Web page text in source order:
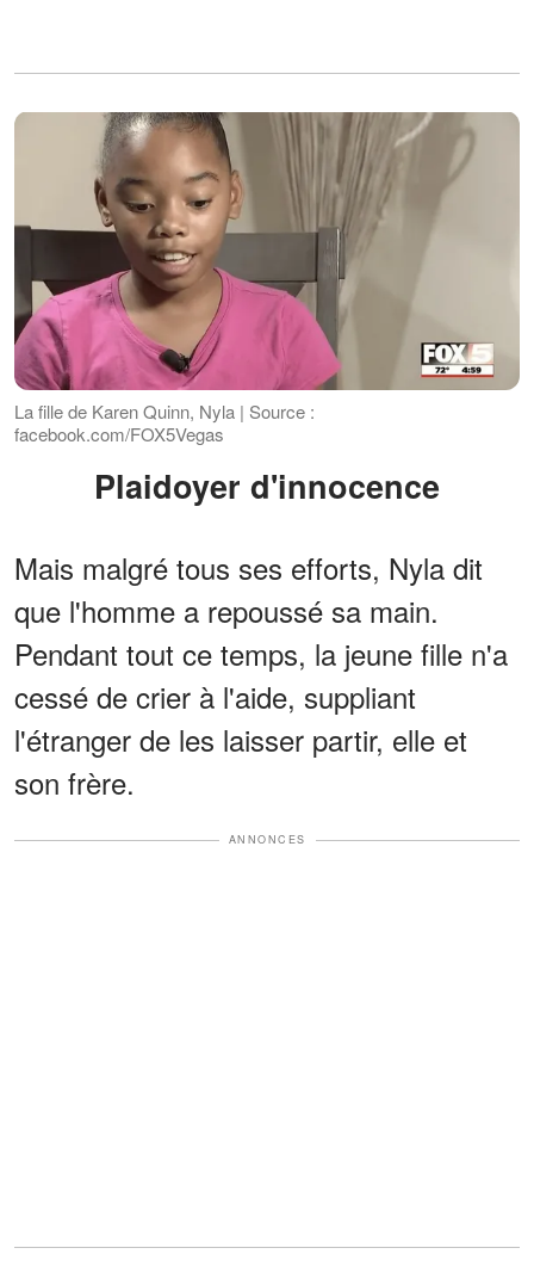
La fille de Karen Quinn, Nyla | Source :
facebook.com/FOX5Vegas
Plaidoyer d'innocence
Mais malgré tous ses efforts, Nyla dit
que l'homme a repoussé sa main.
Pendant tout ce temps, la jeune fille n'a
cessé de crier à l'aide, suppliant
l'étranger de les laisser partir, elle et
son frère.
ANNONCES